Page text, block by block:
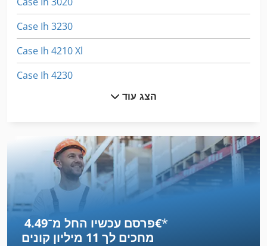
Case Ih 3230
Case Ih 4210 Xl
Case Ih 4230
Case Ih 5120
Case Ih 5140
Case Ih 7120
Case Ih 7130
הצג עוד
פרסם עכשיו החל מ־‏4.49 ‏€*
מחכים לך 11 מיליון קונים